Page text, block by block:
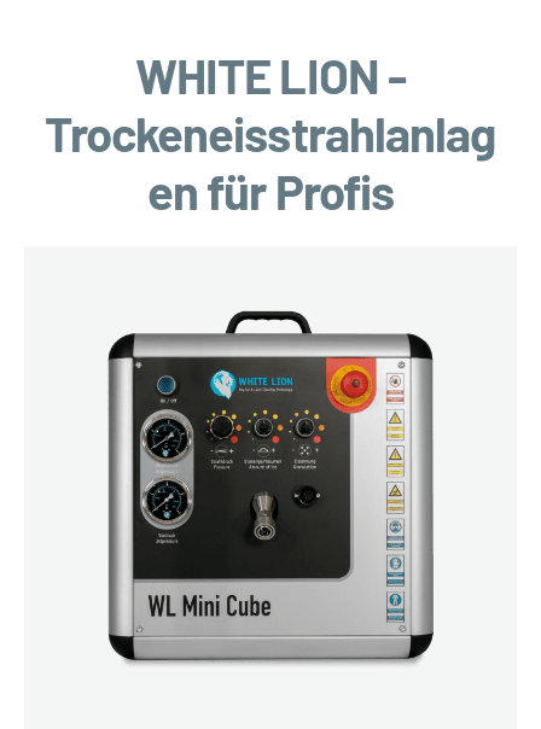
WHITE LION -
Trockeneisstrahlanlag
en für Profis